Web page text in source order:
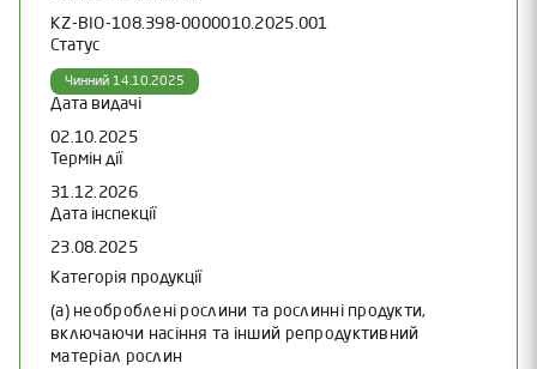
KZ-BIO-108.398-0000010.2025.001
Статус
Чинний 14.10.2025
Дата видачі
02.10.2025
Термін дії
31.12.2026
Дата інспекції
23.08.2025
Категорія продукції
(a) необроблені рослини та рослинні продукти,
включаючи насіння та інший репродуктивний
матеріал рослин